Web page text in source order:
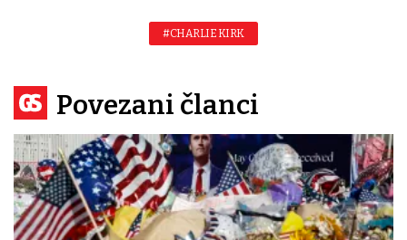
#CHARLIE KIRK
Povezani članci